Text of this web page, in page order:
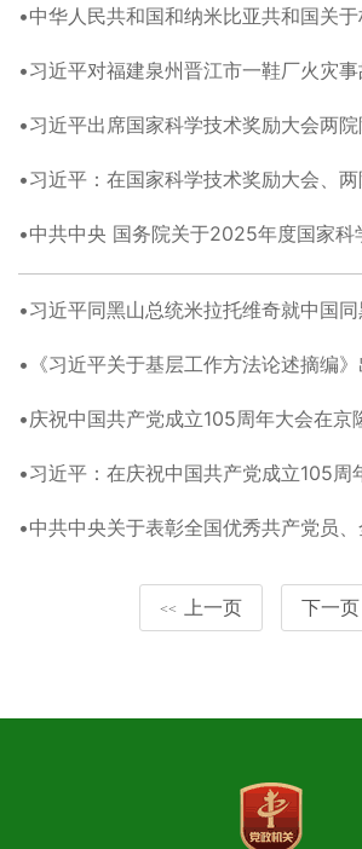
<< 上一页 下一页